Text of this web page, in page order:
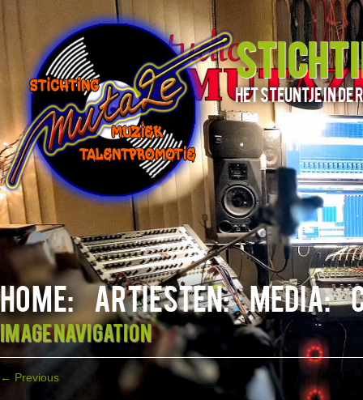
het steuntje in
HOME: ARTIESTEN: MEDIA:
Image navigation
← Previous